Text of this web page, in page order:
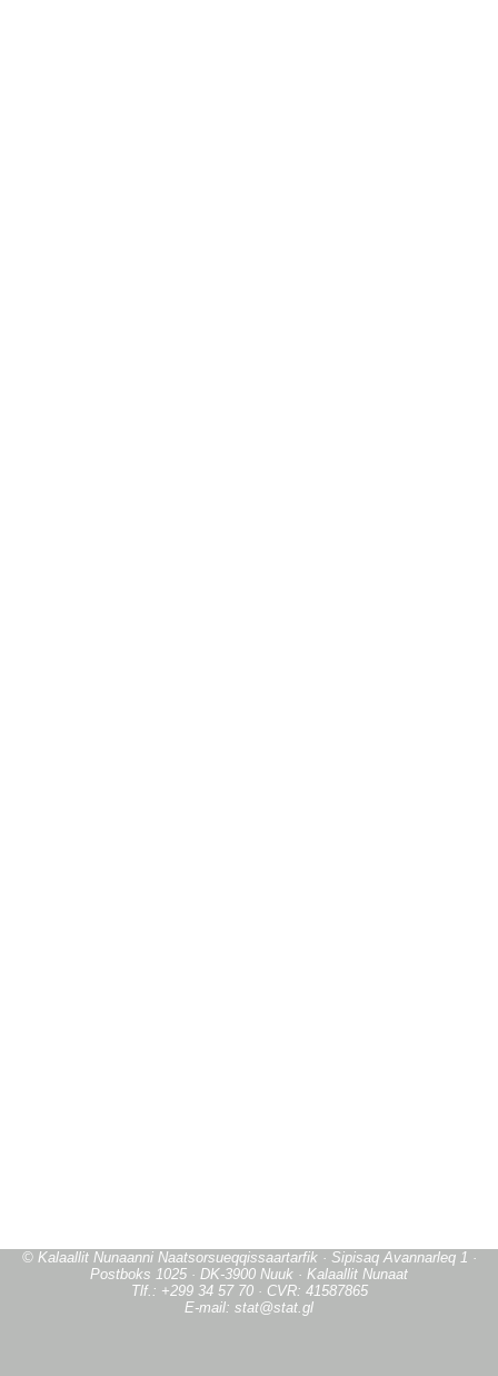
© Kalaallit Nunaanni Naatsorsueqqissaartarfik · Sipisaq Avannarleq 1 ·
Postboks 1025 · DK-3900 Nuuk · Kalaallit Nunaat
Tlf.: +299 34 57 70 · CVR: 41587865
E-mail: stat@stat.gl